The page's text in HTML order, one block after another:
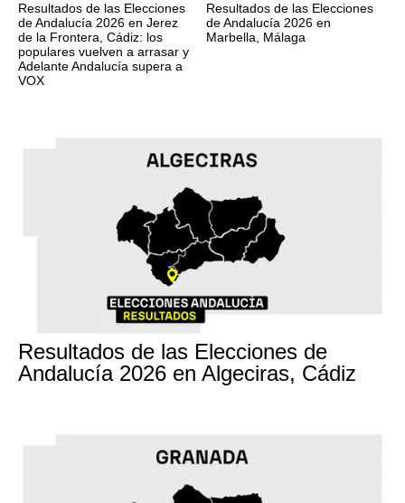
Resultados de las Elecciones
de Andalucía 2026 en Jerez
de la Frontera, Cádiz: los
populares vuelven a arrasar y
Adelante Andalucía supera a
VOX
Resultados de las Elecciones
de Andalucía 2026 en
Marbella, Málaga
Resultados de las Elecciones de
Andalucía 2026 en Algeciras, Cádiz